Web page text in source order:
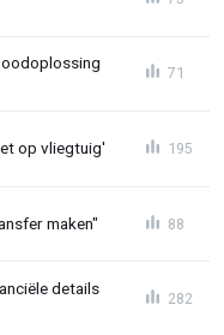
71
op vliegtuig' 195
maken" 88
details
282